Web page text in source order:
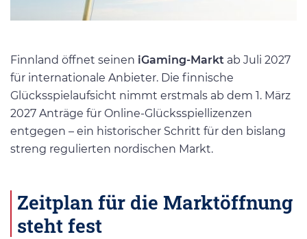
Finnland öffnet seinen iGaming-Markt ab Juli 2027
für internationale Anbieter. Die finnische
Glücksspielaufsicht nimmt erstmals ab dem 1. März
2027 Anträge für Online-Glücksspiellizenzen
entgegen – ein historischer Schritt für den bislang
streng regulierten nordischen Markt.
Zeitplan für die Marktöffnung
steht fest